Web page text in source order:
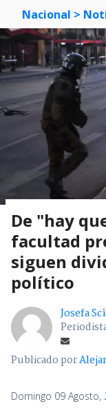
Nacional >
De "hay
facultad
siguen
político
Josefa
Publicado por
Domingo 09 Agosto,